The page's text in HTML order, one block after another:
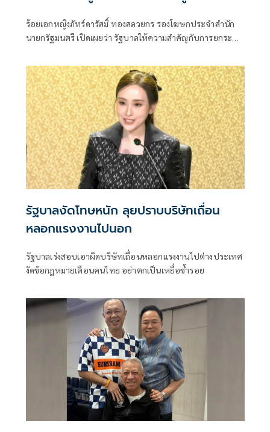
ร้อยเอกหญิงภัทร์ดารัสมิ์ ทองสลวยกร รองโฆษกประจำสำนัก
นายกรัฐมนตรี เปิดเผยว่า รัฐบาลให้ความสำคัญกับการยกระดับ
รัฐบาลงัดโทษหนัก ลุยปราบบริษัทเถื่อน
หลอกแรงงานไปนอก
รัฐบาลเร่งสอบเอาผิดบริษัทเถื่อนหลอกแรงงานไปต่างประเทศ
งัดข้อกฎหมายเตือนคนไทย อย่าตกเป็นเหยื่อซ้ำรอย